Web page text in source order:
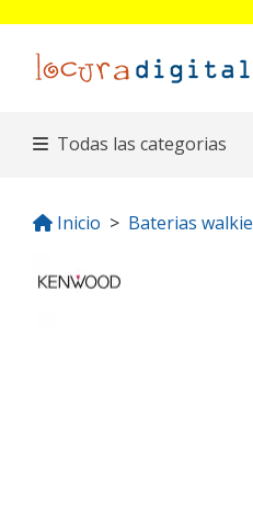
Todas las categorias
Inicio Baterias walkie